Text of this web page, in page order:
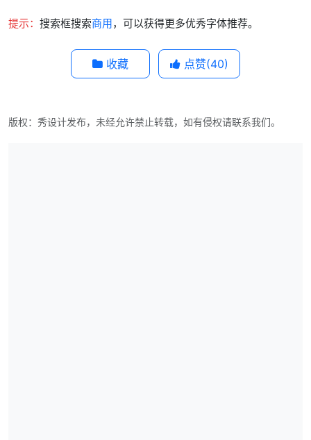
提示： 搜索框搜索商用 ，可以获得更多优秀字体推荐。
收藏 点赞(40)
版权：秀设计发布，未经允许禁止转载，如有侵权请联系我们。